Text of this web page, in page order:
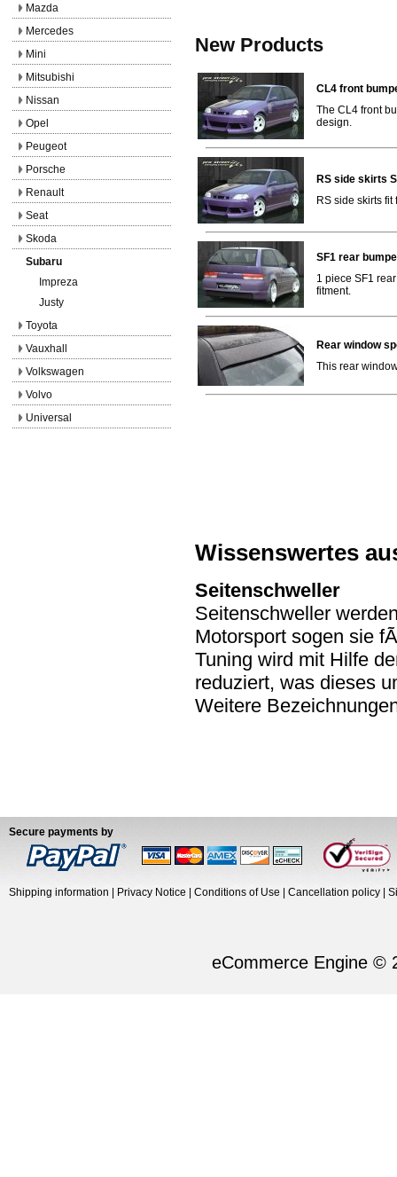
New Products
CL4 front
The CL4 front
design.
RS side skirts
RS side skirts fit
SF1 rear
1 piece SF1
fitment.
Rear window
This rear
Wissenswertes
Seitenschweller
Seitenschweller
Motorsport sogen sie
Tuning wird mit Hilfe
reduziert, was dieses
Weitere
Mazda
Mercedes
Mini
Mitsubishi
Nissan
Opel
Peugeot
Porsche
Renault
Seat
Skoda
Subaru
Impreza
Justy
Toyota
Vauxhall
Volkswagen
Volvo
Universal
Secure payments by
Shipping information Privacy Notice Conditions of Use Cancellation policy
eCommerce Engine ©